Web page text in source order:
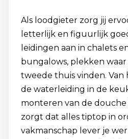
Als loodgieter zorg jij
letterlijk en figuurlijk
leidingen aan in chalets
bungalows, plekken
tweede thuis vinden. Van
de waterleiding in de
monteren van de douche
zorgt dat alles tiptop in
vakmanschap lever je